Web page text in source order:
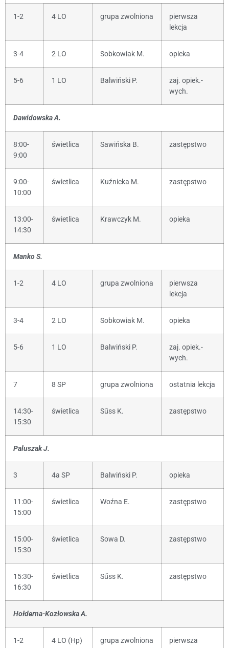
1-2 4 LO grupa zwolniona
pierwsza
lekcja
3-4 2 LO Sobkowiak M. opieka
5-6 1 LO Balwiński P.
zaj. opiek.-
wych.
Dawidowska A.
8:00-
9:00
świetlica Sawińska B. zastępstwo
9:00-
10:00
świetlica Kuźnicka M. zastępstwo
13:00-
14:30
świetlica Krawczyk M. opieka
Manko S.
1-2 4 LO grupa zwolniona
pierwsza
lekcja
3-4 2 LO Sobkowiak M. opieka
5-6 1 LO Balwiński P.
zaj. opiek.-
wych.
7 8 SP grupa zwolniona ostatnia lekcja
14:30-
15:30
świetlica Sűss K. zastępstwo
Paluszak J.
3 4a SP Balwiński P. opieka
11:00-
15:00
świetlica Woźna E. zastępstwo
15:00-
15:30
świetlica Sowa D. zastępstwo
15:30-
16:30
świetlica Sűss K. zastępstwo
Hołderna-Kozłowska A.
1-2 4 LO (Hp) grupa zwolniona
pierwsza